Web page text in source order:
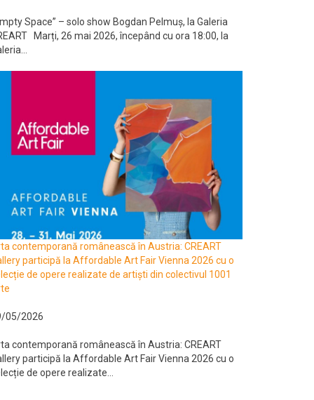
Space” – solo show Bogdan Pelmuș, la Galeria
Marți, 26 mai 2026, începând cu ora 18:00, la
contemporană românească în Austria: CREART
participă la Affordable Art Fair Vienna 2026 cu o
de opere realizate de artiști din colectivul 1001
05/2026
contemporană românească în Austria: CREART
participă la Affordable Art Fair Vienna 2026 cu o
de opere realizate...